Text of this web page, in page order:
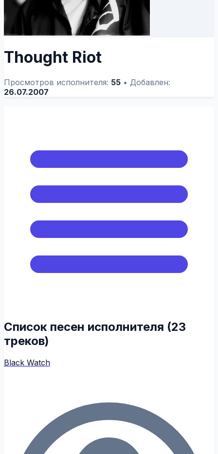
Thought Riot
Просмотров исполнителя: 55 • Добавлен:
26.07.2007
Список песен исполнителя (23
треков)
Black Watch